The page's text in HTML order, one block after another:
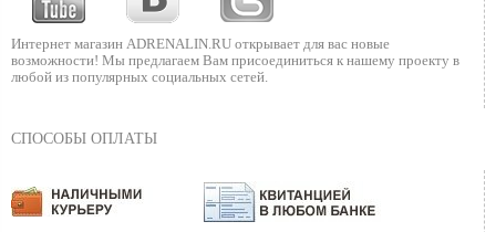
Интернет магазин ADRENALIN.RU открывает для вас новые
возможности! Мы предлагаем Вам присоединиться к нашему проекту в
любой из популярных социальных сетей.
СПОСОБЫ ОПЛАТЫ